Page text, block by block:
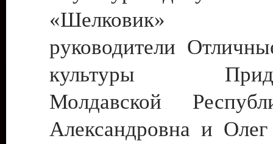
«Шелковик»
руководители
культуры
Молдавской
Александровна и